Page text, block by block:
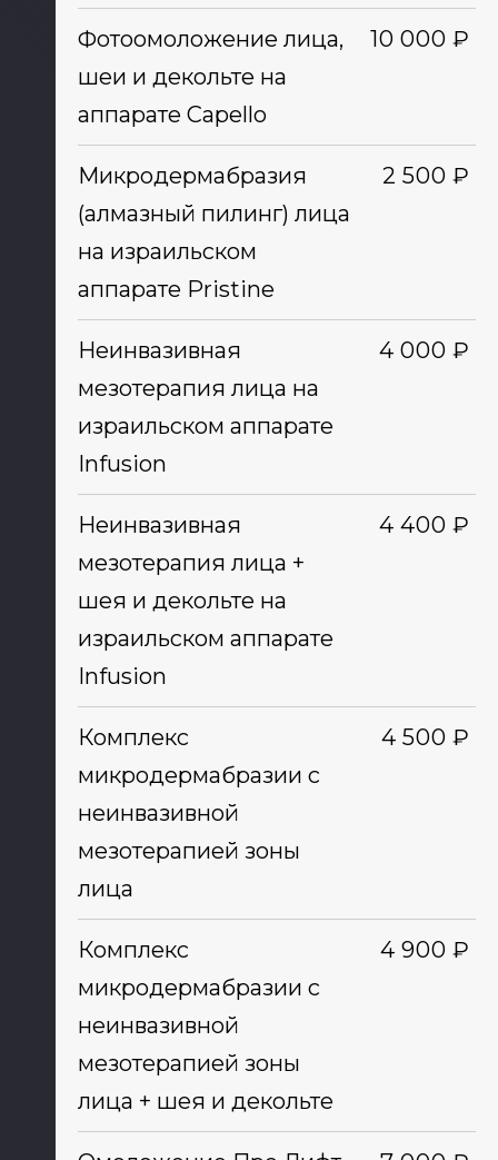
Фотоомоложение лица,
шеи и декольте на
аппарате Capello
10 000 ₽
Микродермабразия
(алмазный пилинг) лица
на израильском
аппарате Pristine
2 500 ₽
Неинвазивная
мезотерапия лица на
израильском аппарате
Infusion
4 000 ₽
Неинвазивная
мезотерапия лица +
шея и декольте на
израильском аппарате
Infusion
4 400 ₽
Комплекс
микродермабразии с
неинвазивной
мезотерапией зоны
лица
4 500 ₽
Комплекс
микродермабразии с
неинвазивной
мезотерапией зоны
лица + шея и декольте
4 900 ₽